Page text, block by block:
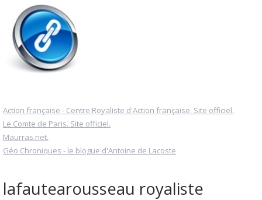
Action française - Centre Royaliste d'Action française. Site officiel.
Le Comte de Paris. Site officiel.
Maurras.net.
Géo Chroniques - le blogue d'Antoine de Lacoste
lafautearousseau royaliste